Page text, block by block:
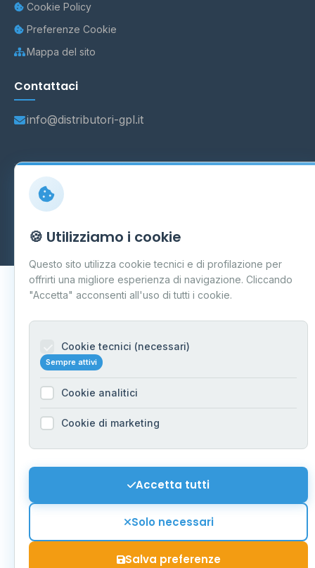
Cookie Policy
Preferenze Cookie
Mappa del sito
Contattaci
info@distributori-gpl.it
© 2026 - Distributori di GPL -
Dati forniti da Ministero delle Imprese e del Made in Italy
Aggiornamento quotidiano
🍪 Utilizziamo i cookie
Questo sito utilizza cookie tecnici e di profilazione per
offrirti una migliore esperienza di navigazione. Cliccando
"Accetta" acconsenti all'uso di tutti i cookie.
Cookie tecnici (necessari)
Sempre attivi
Cookie analitici
Cookie di marketing
Accetta tutti
Solo necessari
Salva preferenze